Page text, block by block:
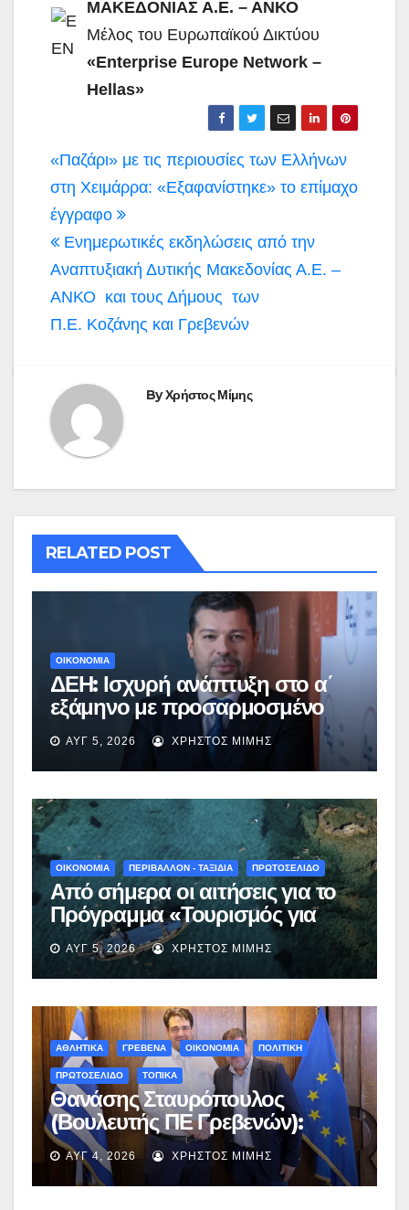
ΜΑΚΕΔΟΝΙΑΣ Α.Ε. – ΑΝΚΟ
Μέλος του Ευρωπαϊκού Δικτύου
«Enterprise Europe Network –
Hellas»
Πλοήγηση
άρθρων
«Παζάρι» με τις περιουσίες των Ελλήνων
στη Χειμάρρα: «Εξαφανίστηκε» το επίμαχο
έγγραφο
Ενημερωτικές εκδηλώσεις από την
Αναπτυξιακή Δυτικής Μακεδονίας Α.Ε. –
ΑΝΚΟ και τους Δήμους των
Π.Ε. Κοζάνης και Γρεβενών
ByΧρήστος Μίμης
RELATED POST
ΟΙΚΟΝΟΜΙΑ
ΔΕΗ: Ισχυρή ανάπτυξη στο α΄
εξάμηνο με προσαρμοσμένο
EBITDA στα €1,2 δισ.
ΑΥΓ 5, 2026 ΧΡΉΣΤΟΣ ΜΊΜΗΣ
ΟΙΚΟΝΟΜΙΑ ΠΕΡΙΒΑΛΛΟΝ - ΤΑΞΙΔΙΑ ΠΡΩΤΟΣΕΛΙΔΟ
Από σήμερα οι αιτήσεις για το
Πρόγραμμα «Τουρισμός για
Όλους 2026-2027» – Πότε λήγει
η προσθεσμία
ΑΥΓ 5, 2026 ΧΡΉΣΤΟΣ ΜΊΜΗΣ
ΑΘΛΗΤΙΚΑ ΓΡΕΒΕΝΑ ΟΙΚΟΝΟΜΙΑ ΠΟΛΙΤΙΚΗ
ΠΡΩΤΟΣΕΛΙΔΟ ΤΟΠΙΚΑ
Θανάσης Σταυρόπουλος
(Βουλευτής ΠΕ Γρεβενών):
Έκτακτη χρηματοδότηση
400.000€ για επιπλέον
εργασίες στο Δημοτικό Στάδιο
ΑΥΓ 4, 2026 ΧΡΉΣΤΟΣ ΜΊΜΗΣ